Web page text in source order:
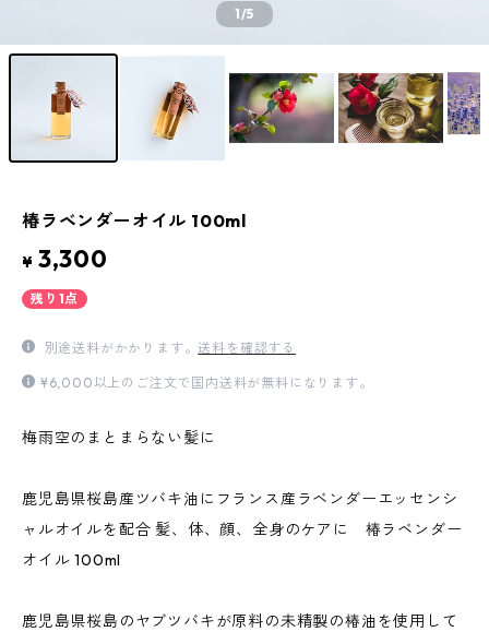
1/5
椿ラベンダーオイル 100ml
¥ 3,300
残り1点
別途送料がかかります。送料を確認する
¥6,000以上のご注文で国内送料が無料になります。
梅雨空のまとまらない髪に
鹿児島県桜島産ツバキ油にフランス産ラベンダーエッセンシ
ャルオイルを配合 髪、体、顔、全身のケアに 椿ラベンダー
オイル 100ml
鹿児島県桜島のヤブツバキが原料の未精製の椿油を使用して